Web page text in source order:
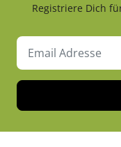
Registriere Dich